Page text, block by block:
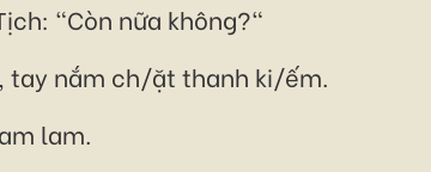
"Còn nữa không?"
tay nắm ch/ặt thanh ki/ếm.
lam.